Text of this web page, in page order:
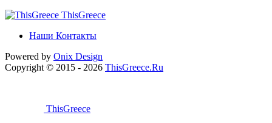
ThisGreece
Наши Контакты
Powered by Onix Design
Copyright © 2015 - 2026 ThisGreece.Ru
ThisGreece